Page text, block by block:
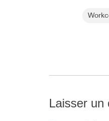
Laisser un